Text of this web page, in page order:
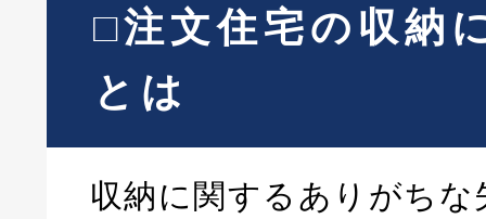
□注文住宅の収納
とは
収納に関するありがち